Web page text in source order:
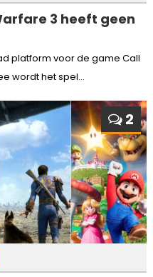
3 heeft geen
platform voor de game Call
wordt het spel...
2